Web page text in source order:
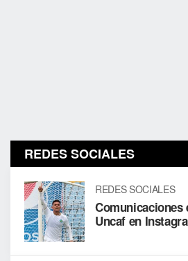
REDES SOCIALES
REDES SOCIALES
Comunicaciones
Uncaf en